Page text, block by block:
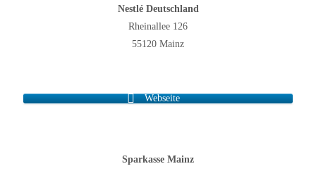
Nestlé Deutschland
Rheinallee 126
55120 Mainz
Webseite
Sparkasse Mainz